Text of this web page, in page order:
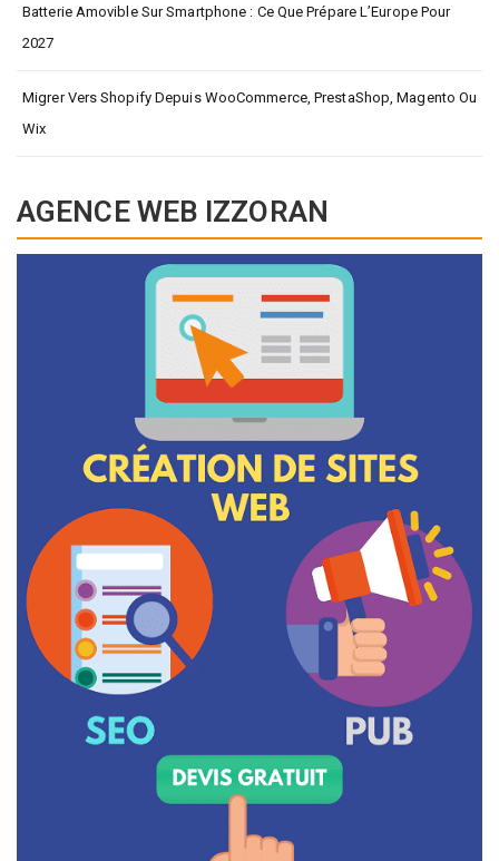
Batterie Amovible Sur Smartphone : Ce Que Prépare L’Europe Pour
2027
Migrer Vers Shopify Depuis WooCommerce, PrestaShop, Magento Ou
Wix
AGENCE WEB IZZORAN